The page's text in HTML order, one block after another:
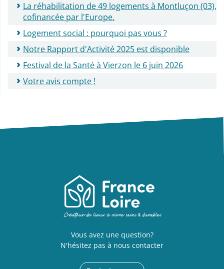
La réhabilitation de 49 logements à Montluçon (03),
cofinancée par l'Europe.
Logement social : pourquoi pas vous ?
Notre Rapport d'Activité 2025 est disponible
Festival de la Santé à Vierzon le 6 juin 2026
Votre avis compte !
Vous avez une question?
N'hésitez pas à nous contacter